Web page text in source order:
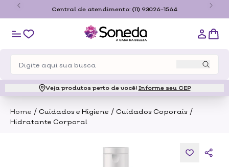
Central de atendimento: (11) 93026-1564
Veja produtos perto de você! Informe seu CEP
Home / Cuidados e Higiene / Cuidados Coporais /
Hidratante Corporal